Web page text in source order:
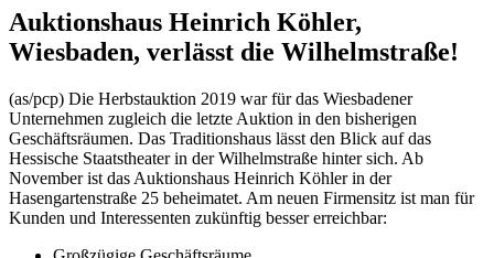
Auktionshaus Heinrich Köhler,
Wiesbaden, verlässt die Wilhelmstraße!
(as/pcp) Die Herbstauktion 2019 war für das Wiesbadener
Unternehmen zugleich die letzte Auktion in den bisherigen
Geschäftsräumen. Das Traditionshaus lässt den Blick auf das
Hessische Staatstheater in der Wilhelmstraße hinter sich. Ab
November ist das Auktionshaus Heinrich Köhler in der
Hasengartenstraße 25 beheimatet. Am neuen Firmensitz ist man für
Kunden und Interessenten zukünftig besser erreichbar: